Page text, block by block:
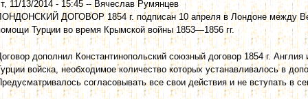
11/13/2014 - 15:45--Вячеслав Румянцев
ДОГОВОР 1854 г. подписан 10 апреля в Лондоне между
Турции во время Крымской войны 1853—1856 гг.
дополнил Константинопольский союзный договор 1854 г.
войска, необходимое количество которых устанавливалось в
согласовывать все свои действия и не вступать в